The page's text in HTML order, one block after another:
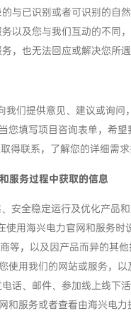
与已识别或者可识别的自
以及您与我们互动的不同
，也无法回应或解决您所
我们提供意见、建议或询
您填写项目咨询表单，希
得联系，了解您的详细需
服务过程中获取的信息
安全稳定运行及优化产品
使用海兴电力官网和服务
等，以及因产品而异的其
使用我们的网站或服务，
话、邮件、参加线上线下
和服务或者查看由海兴电